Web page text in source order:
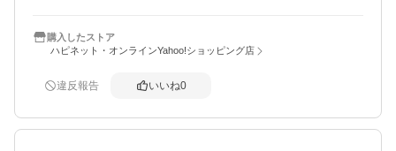
購入したストア
ハピネット・オンラインYahoo!ショッピング店
違反報告 いいね0